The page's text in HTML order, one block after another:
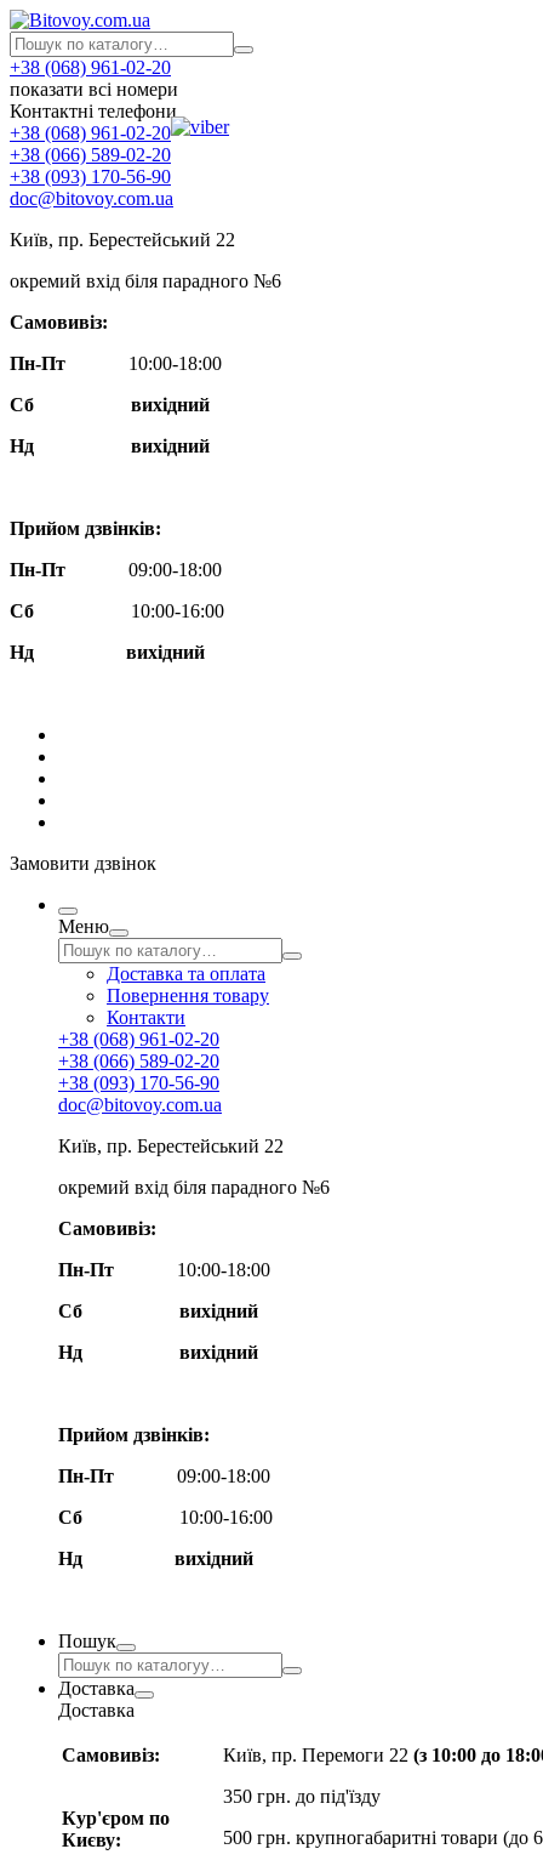
+38 (068) 961-02-20
показати всі номери
Контактні телефони
+38 (068) 961-02-20
+38 (066) 589-02-20
+38 (093) 170-56-90
doc@bitovoy.com.ua
Київ, пр. Берестейський 22
окремий вхід біля парадного №6
Самовивіз:
Пн-Пт
10:00-18:00
Сб
вихідний
Нд
вихідний
Прийом дзвінків:
Пн-Пт
09:00-18:00
Сб
10:00-16:00
Нд вихідний
Замовити дзвінок
Меню
Доставка та оплата
Повернення товару
Контакти
+38 (068) 961-02-20
+38 (066) 589-02-20
+38 (093) 170-56-90
doc@bitovoy.com.ua
Київ, пр. Берестейський 22
окремий вхід біля парадного №6
Самовивіз:
Пн-Пт
10:00-18:00
Сб
вихідний
Нд
вихідний
Прийом дзвінків:
Пн-Пт
09:00-18:00
Сб
10:00-16:00
Нд вихідний
Пошук
Доставка
Доставка
Самовивіз:
Кур'єром по
Києву:
Київ, пр. Перемоги 22 (з 10:00 до
350 грн. до під'їзду
500 грн. крупногабаритні товари (до